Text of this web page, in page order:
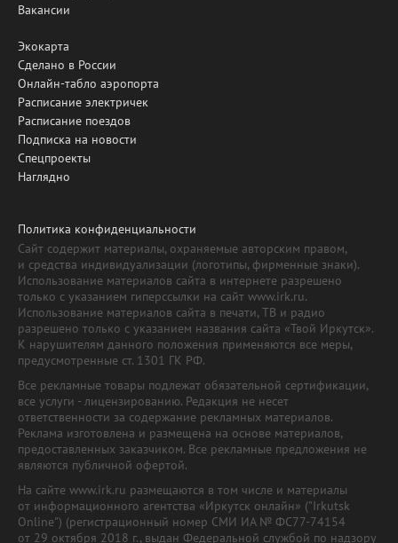
Вакансии
Экокарта
Сделано в России
Онлайн-табло аэропорта
Расписание электричек
Расписание поездов
Подписка на новости
Спецпроекты
Наглядно
Политика конфиденциальности
Сайт содержит материалы, охраняемые авторским правом,
и средства индивидуализации (логотипы, фирменные знаки).
Использование материалов сайта в интернете разрешено
только с указанием гиперссылки на сайт www.irk.ru.
Использование материалов сайта в печати, ТВ и радио
разрешено только с указанием названия сайта «Твой Иркутск».
К нарушителям данного положения применяются все меры,
предусмотренные ст. 1301 ГК РФ.
Все рекламные товары подлежат обязательной сертификации,
все услуги - лицензированию. Редакция не несет
ответственности за содержание рекламных материалов.
Реклама изготовлена и размещена на основе материалов,
предоставленных заказчиком. Все рекламные предложения не
являются публичной офертой.
На сайте www.irk.ru размещаются в том числе и материалы
от информационного агентства «Иркутск онлайн» ("Irkutsk
Online") (регистрационный номер СМИ ИА № ФС77-74154
от 29 октября 2018 г., выдан Федеральной службой по надзору